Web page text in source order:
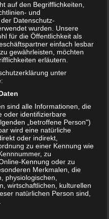
T
e
i
l
e
n
viel ist wirklich genug!
veröffentlicht.
*markiert
auf den Begrifflichkeiten,
und
Datenschutz-
wurden. Unsere
für die Öffentlichkeit als
einfach lesbar
gewährleisten, möchten
erläutern.
unter
sind alle Informationen, die
oder identifizierbare
„betroffene Person")
wird eine natürliche
oder indirekt,
zu einer Kennung wie
zu
Kennung oder zu
Merkmalen, die
physiologischen,
wirtschaftlichen, kulturellen
natürlichen Person sind,